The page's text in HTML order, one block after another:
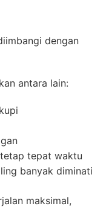
dengan
antara lain:
tepat waktu
banyak diminati
maksimal,